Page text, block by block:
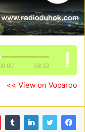
View on Vocaroo >>